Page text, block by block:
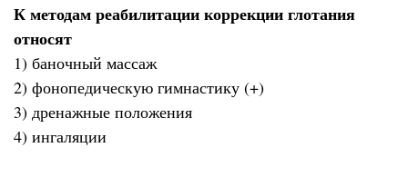
К методам реабилитации коррекции глотания
относят
1) баночный массаж
2) фонопедическую гимнастику (+)
3) дренажные положения
4) ингаляции